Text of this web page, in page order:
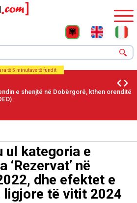
të 5 minutave të fundit
e shenjtë në Dobërgorë, kthen orenditë
ul kategoria e
në
dhe efektet e
ligjore të vitit 2024